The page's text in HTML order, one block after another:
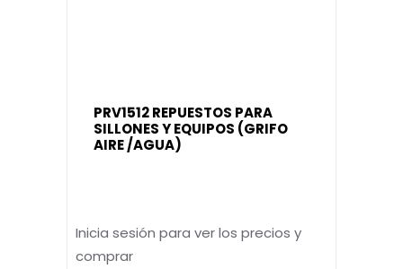
PRV1512 REPUESTOS PARA
SILLONES Y EQUIPOS (GRIFO
AIRE /AGUA)
Inicia sesión para ver los precios y
comprar